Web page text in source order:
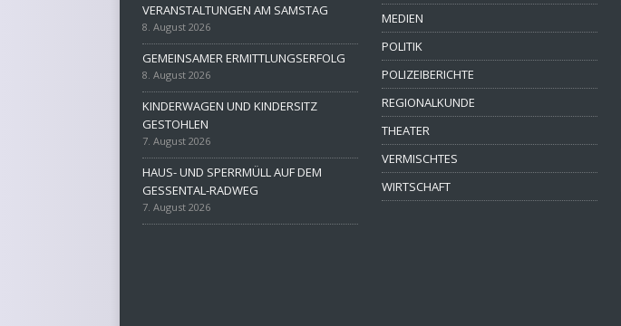
VERANSTALTUNGEN AM SAMSTAG
8. August 2026
GEMEINSAMER ERMITTLUNGSERFOLG
8. August 2026
KINDERWAGEN UND KINDERSITZ
GESTOHLEN
7. August 2026
HAUS- UND SPERRMÜLL AUF DEM
GESSENTAL-RADWEG
7. August 2026
MEDIEN
POLITIK
POLIZEIBERICHTE
REGIONALKUNDE
THEATER
VERMISCHTES
WIRTSCHAFT